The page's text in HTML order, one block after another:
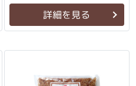
詳細を見る